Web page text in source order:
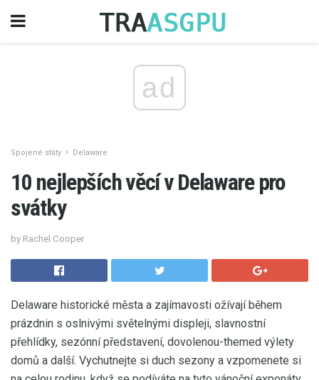
ad
Spojené státy Delaware
10 nejlepších věcí v Delaware pro
svátky
by Rachel Cooper
Delaware historické města a zajímavosti ožívají během
prázdnin s oslnivými světelnými displeji, slavnostní
přehlídky, sezónní představení, dovolenou-themed výlety
domů a další. Vychutnejte si duch sezony a vzpomenete si